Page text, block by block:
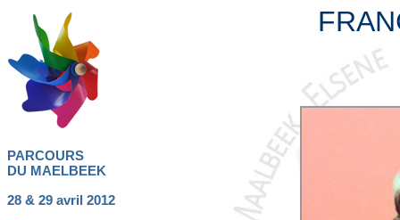
PARCOURS
DU MAELBEEK
28 & 29 avril 2012